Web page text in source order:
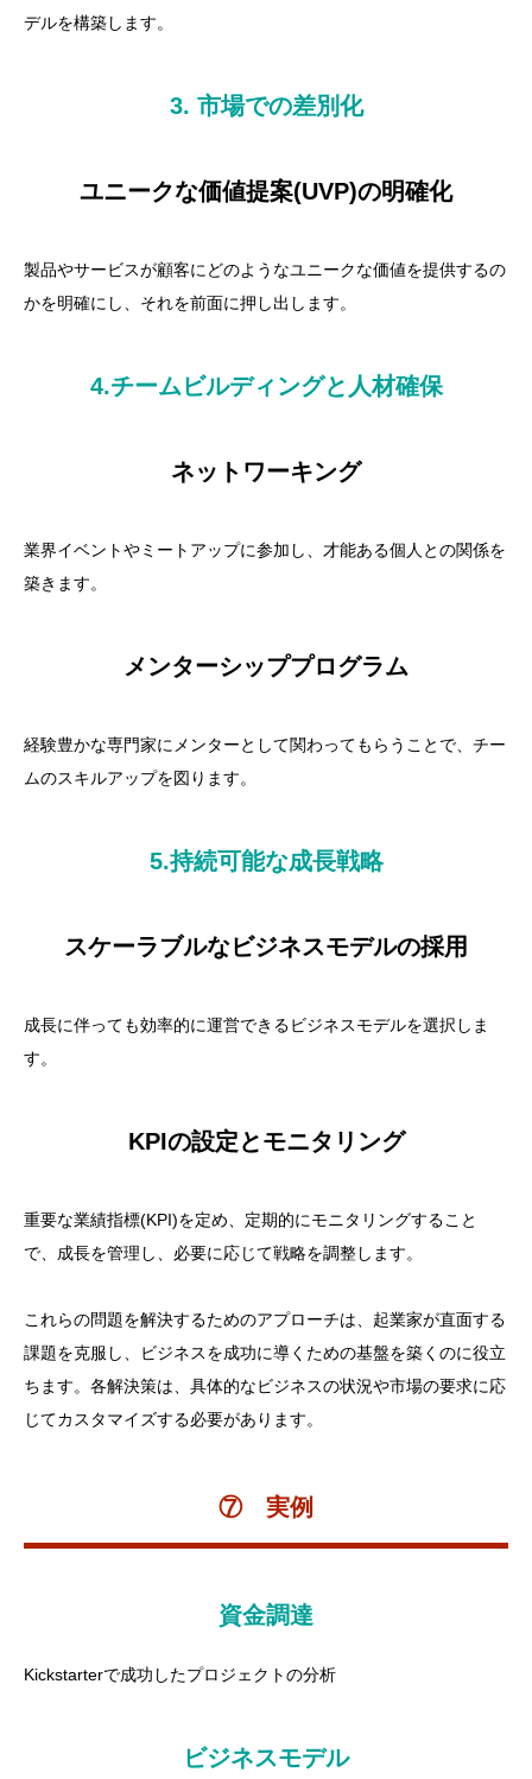
デルを構築します。
3. 市場での差別化
ユニークな価値提案(UVP)の明確化
製品やサービスが顧客にどのようなユニークな価値を提供するの
かを明確にし、それを前面に押し出します。
4.チームビルディングと人材確保
ネットワーキング
業界イベントやミートアップに参加し、才能ある個人との関係を
築きます。
メンターシッププログラム
経験豊かな専門家にメンターとして関わってもらうことで、チー
ムのスキルアップを図ります。
5.持続可能な成長戦略
スケーラブルなビジネスモデルの採用
成長に伴っても効率的に運営できるビジネスモデルを選択しま
す。
KPIの設定とモニタリング
重要な業績指標(KPI)を定め、定期的にモニタリングすること
で、成長を管理し、必要に応じて戦略を調整します。
これらの問題を解決するためのアプローチは、起業家が直面する
課題を克服し、ビジネスを成功に導くための基盤を築くのに役立
ちます。各解決策は、具体的なビジネスの状況や市場の要求に応
じてカスタマイズする必要があります。
⑦ 実例
資金調達
Kickstarterで成功したプロジェクトの分析
ビジネスモデル